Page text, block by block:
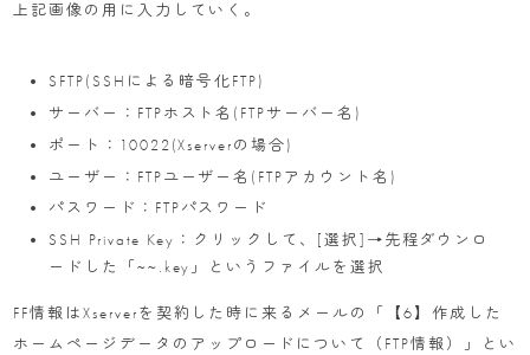
上記画像の用に入力していく。
SFTP(SSHによる暗号化FTP)
サーバー：FTPホスト名(FTPサーバー名)
ポート：10022(Xserverの場合)
ユーザー：FTPユーザー名(FTPアカウント名)
パスワード：FTPパスワード
SSH Private Key：クリックして、[選択]→先程ダウンロ
ードした「~~.key」というファイルを選択
FF情報はXserverを契約した時に来るメールの「【6】作成した
ホームページデータのアップロードについて（FTP情報）」とい